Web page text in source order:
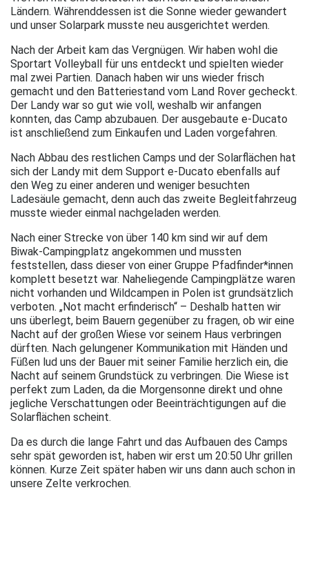
Ländern. Währenddessen ist die Sonne wieder gewandert
und unser Solarpark musste neu ausgerichtet werden.
Nach der Arbeit kam das Vergnügen. Wir haben wohl die
Sportart Volleyball für uns entdeckt und spielten wieder
mal zwei Partien. Danach haben wir uns wieder frisch
gemacht und den Batteriestand vom Land Rover gecheckt.
Der Landy war so gut wie voll, weshalb wir anfangen
konnten, das Camp abzubauen. Der ausgebaute e-Ducato
ist anschließend zum Einkaufen und Laden vorgefahren.
Nach Abbau des restlichen Camps und der Solarflächen hat
sich der Landy mit dem Support e-Ducato ebenfalls auf
den Weg zu einer anderen und weniger besuchten
Ladesäule gemacht, denn auch das zweite Begleitfahrzeug
musste wieder einmal nachgeladen werden.
Nach einer Strecke von über 140 km sind wir auf dem
Biwak-Campingplatz angekommen und mussten
feststellen, dass dieser von einer Gruppe Pfadfinder*innen
komplett besetzt war. Naheliegende Campingplätze waren
nicht vorhanden und Wildcampen in Polen ist grundsätzlich
verboten. „Not macht erfinderisch“ – Deshalb hatten wir
uns überlegt, beim Bauern gegenüber zu fragen, ob wir eine
Nacht auf der großen Wiese vor seinem Haus verbringen
dürften. Nach gelungener Kommunikation mit Händen und
Füßen lud uns der Bauer mit seiner Familie herzlich ein, die
Nacht auf seinem Grundstück zu verbringen. Die Wiese ist
perfekt zum Laden, da die Morgensonne direkt und ohne
jegliche Verschattungen oder Beeinträchtigungen auf die
Solarflächen scheint.
Da es durch die lange Fahrt und das Aufbauen des Camps
sehr spät geworden ist, haben wir erst um 20:50 Uhr grillen
können. Kurze Zeit später haben wir uns dann auch schon in
unsere Zelte verkrochen.